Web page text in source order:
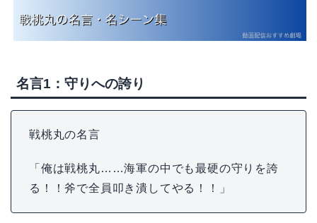
名言1：守りへの誇り
戦桃丸の名言
「俺は戦桃丸……海軍の中でも最硬の守りを誇
る！！斧で全員叩き潰してやる！！」